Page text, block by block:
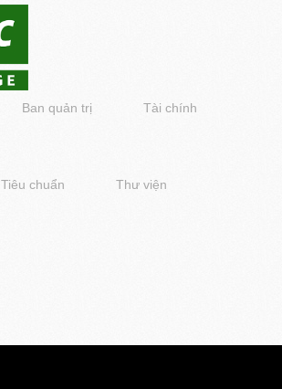
Ban quản trị Tài chính
Tiêu chuẩn Thư viện